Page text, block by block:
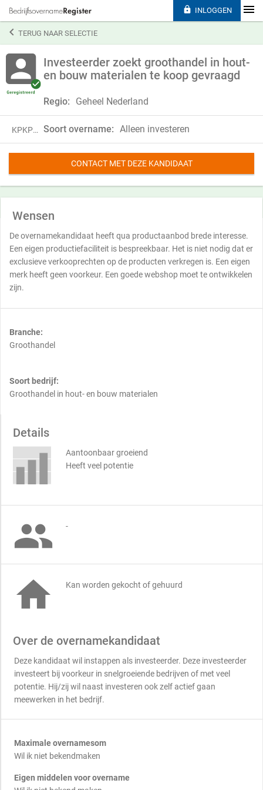
TERUG NAAR SELECTIE
Investeerder zoekt groothandel in hout-
en bouw materialen te koop gevraagd
Regio: Geheel Nederland
KPKP18JTG24K Soort overname: Alleen investeren
CONTACT MET DEZE KANDIDAAT
Wensen
De overnamekandidaat heeft qua productaanbod brede interesse.
Een eigen productiefaciliteit is bespreekbaar. Het is niet nodig dat er
exclusieve verkooprechten op de producten verkregen is. Een eigen
merk heeft geen voorkeur. Een goede webshop moet te ontwikkelen
zijn.
Branche:
Groothandel
Soort bedrijf:
Groothandel in hout- en bouw materialen
Details
Aantoonbaar groeiend
Heeft veel potentie
 -
 Kan worden gekocht of gehuurd
Over de overnamekandidaat
Deze kandidaat wil instappen als investeerder. Deze investeerder
investeert bij voorkeur in snelgroeiende bedrijven of met veel
potentie. Hij/zij wil naast investeren ook zelf actief gaan
meewerken in het bedrijf.
Maximale overnamesom
Wil ik niet bekendmaken
Eigen middelen voor overname
 INLOGGEN